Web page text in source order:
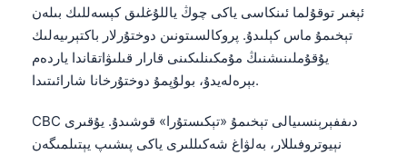
ئېغىر توقۇلما ئىنكاسى ياكى چوڭ ياللۇغلىق كېسەللىك بىلەن
تېخىمۇ ماس كېلىدۇ. پروكالسىتونىن دوختۇرلار باكتېرىيەلىك
يۇقۇملىنىشنىڭ مۇمكىنلىكىنى قارار قىلىۋاتقاندا ياردەم
بېرەلەيدۇ، بولۇپمۇ دوختۇرخانا شارائىتىدا.
CBC دىففېرېنسىيالى تېخىمۇ «تېكىستۇرا» قوشىدۇ. يۇقىرى
نېيوتروفىللار، بەلۋاغ شەكىللىرى ياكى پىشىپ يېتىلمىگەن